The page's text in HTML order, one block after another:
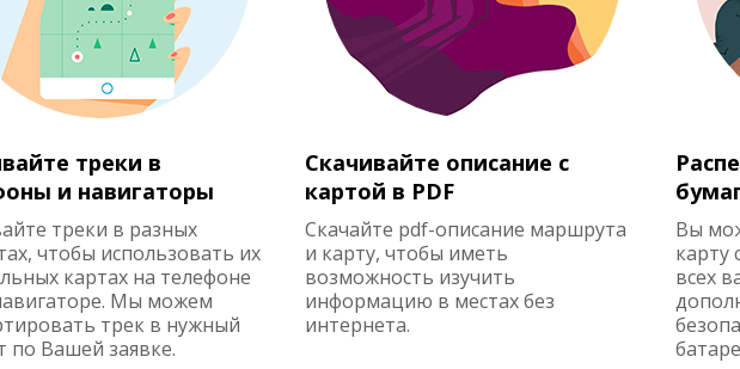
треки в
и навигаторы
треки в разных
чтобы использовать их
картах на телефоне
Мы можем
трек в нужный
по Вашей заявке.
Скачивайте описание с
картой в PDF
Скачайте pdf-описание маршрута
и карту, чтобы иметь
возможность изучить
информацию в местах без
интернета.
Вы
карту
всех